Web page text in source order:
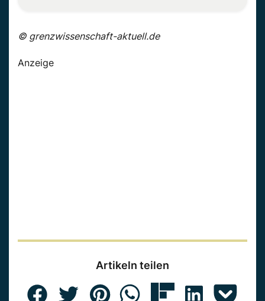
© grenzwissenschaft-aktuell.de
Anzeige
Artikeln teilen